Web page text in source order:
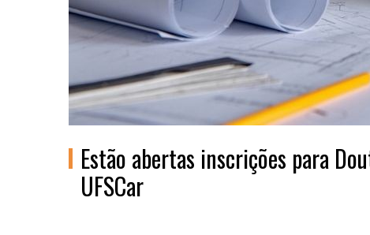
Estão abertas inscrições para
UFSCar